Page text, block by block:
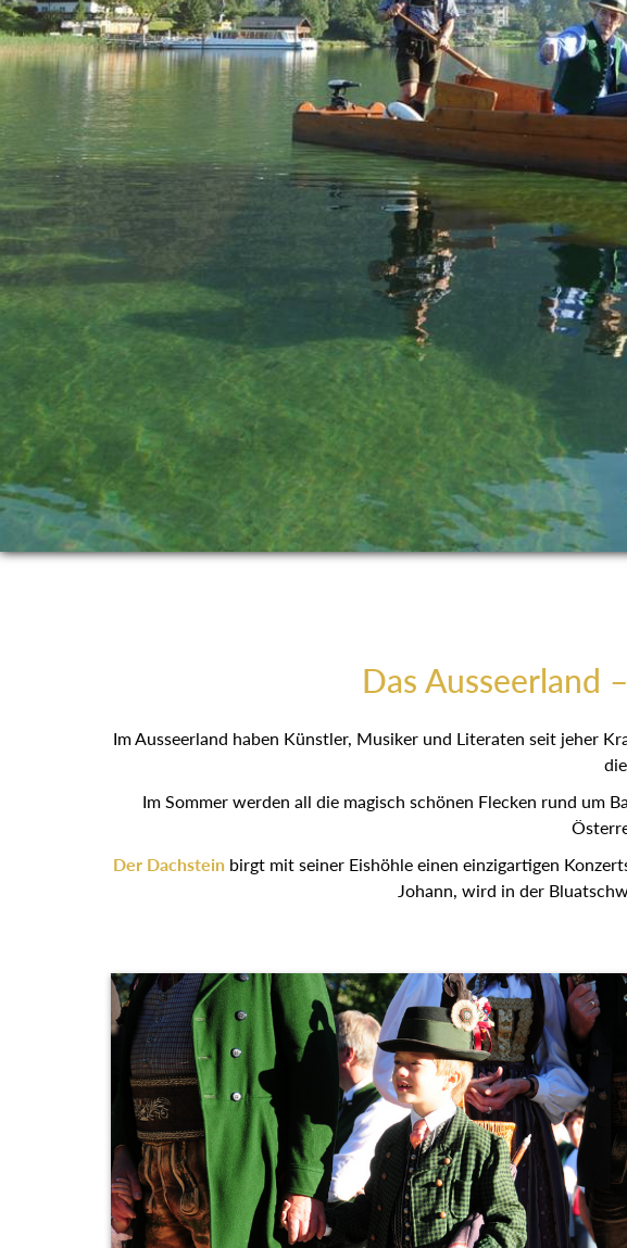
Das Ausseerland
Im Ausseerland haben Künstler, Musiker und Literaten seit jeher
es
Im Sommer werden all die magisch schönen Flecken rund um
Der Dachsteinbirgt mit seiner Eishöhle einen einzigartigen
Erzherzog Johann, wird in der